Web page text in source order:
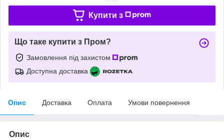
Купити з
Що таке купити з Пром?
Замовлення під захистом
Доступна доставка
Опис Доставка Оплата Умови повернення
Опис